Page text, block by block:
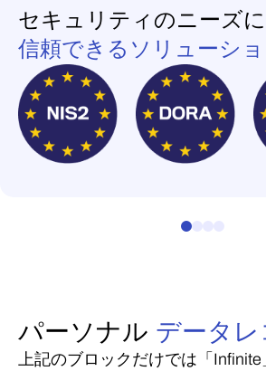
セキュリティのニーズに
信頼できるソリューシ
パーソナル データレ
上記のブロックだけでは「Infinite